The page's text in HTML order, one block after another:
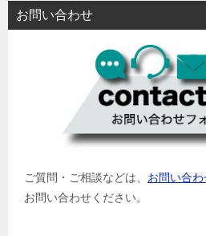
お問い合わせ
ご質問・ご相談などは、 お問い合
お問い合わせください。